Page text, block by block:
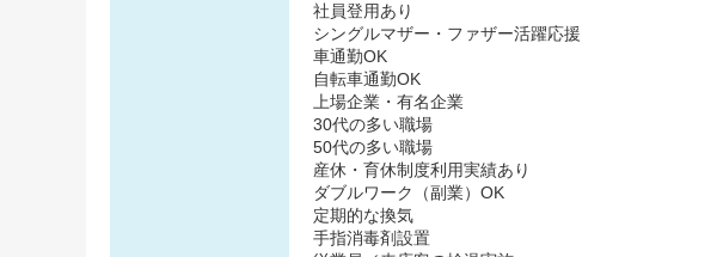
社員登用あり
シングルマザー・ファザー活躍応援
車通勤OK
自転車通勤OK
上場企業・有名企業
30代の多い職場
50代の多い職場
産休・育休制度利用実績あり
ダブルワーク（副業）OK
定期的な換気
手指消毒剤設置